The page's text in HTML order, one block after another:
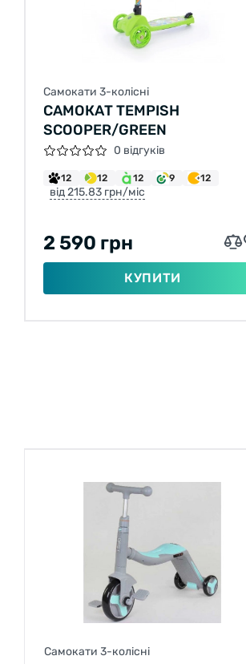
Самокати 3-колісні
САМОКАТ TEMPISH
SCOOPER/GREEN
0 відгуків
12 12 12 9 12
від 215.83 грн/міс
2 590 грн
КУПИТИ
Самокати 3-колісні